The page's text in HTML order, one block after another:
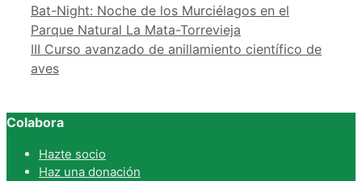
Bat-Night: Noche de los Murciélagos en el
Parque Natural La Mata-Torrevieja
III Curso avanzado de anillamiento científico de
aves
Colabora
Hazte socio
Haz una donación